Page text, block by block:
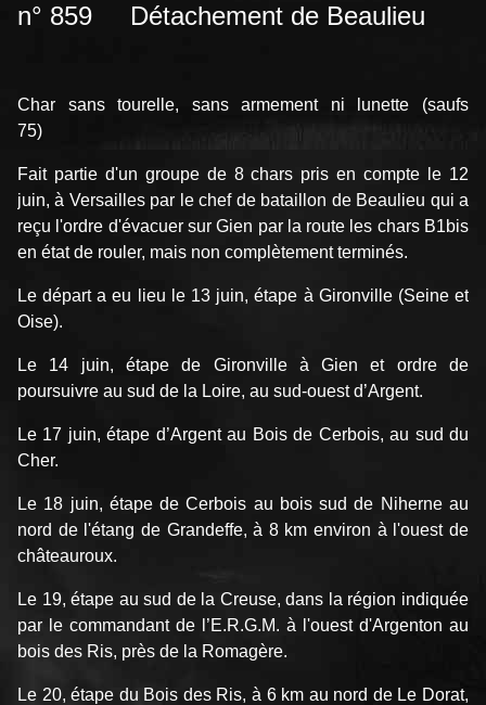
n° 859 Détachement de Beaulieu
Char sans tourelle, sans armement ni lunette (saufs
75)
Fait partie d'un groupe de 8 chars pris en compte le 12
juin, à Versailles par le chef de bataillon de Beaulieu qui a
reçu l'ordre d'évacuer sur Gien par la route les chars B1bis
en état de rouler, mais non complètement terminés.
Le départ a eu lieu le 13 juin, étape à Gironville (Seine et
Oise).
Le 14 juin, étape de Gironville à Gien et ordre de
poursuivre au sud de la Loire, au sud-ouest d’Argent.
Le 17 juin, étape d’Argent au Bois de Cerbois, au sud du
Cher.
Le 18 juin, étape de Cerbois au bois sud de Niherne au
nord de l'étang de Grandeffe, à 8 km environ à l'ouest de
châteauroux.
Le 19, étape au sud de la Creuse, dans la région indiquée
par le commandant de l’E.R.G.M. à l'ouest d'Argenton au
bois des Ris, près de la Romagère.
Le 20, étape du Bois des Ris, à 6 km au nord de Le Dorat,